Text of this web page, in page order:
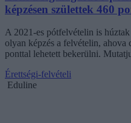
képzésen születtek 460
A 2021-es pótfelvételin is
olyan képzés a felvételin, ahova
ponttal lehetett bekerülni.
Érettségi-felvételi
Eduline